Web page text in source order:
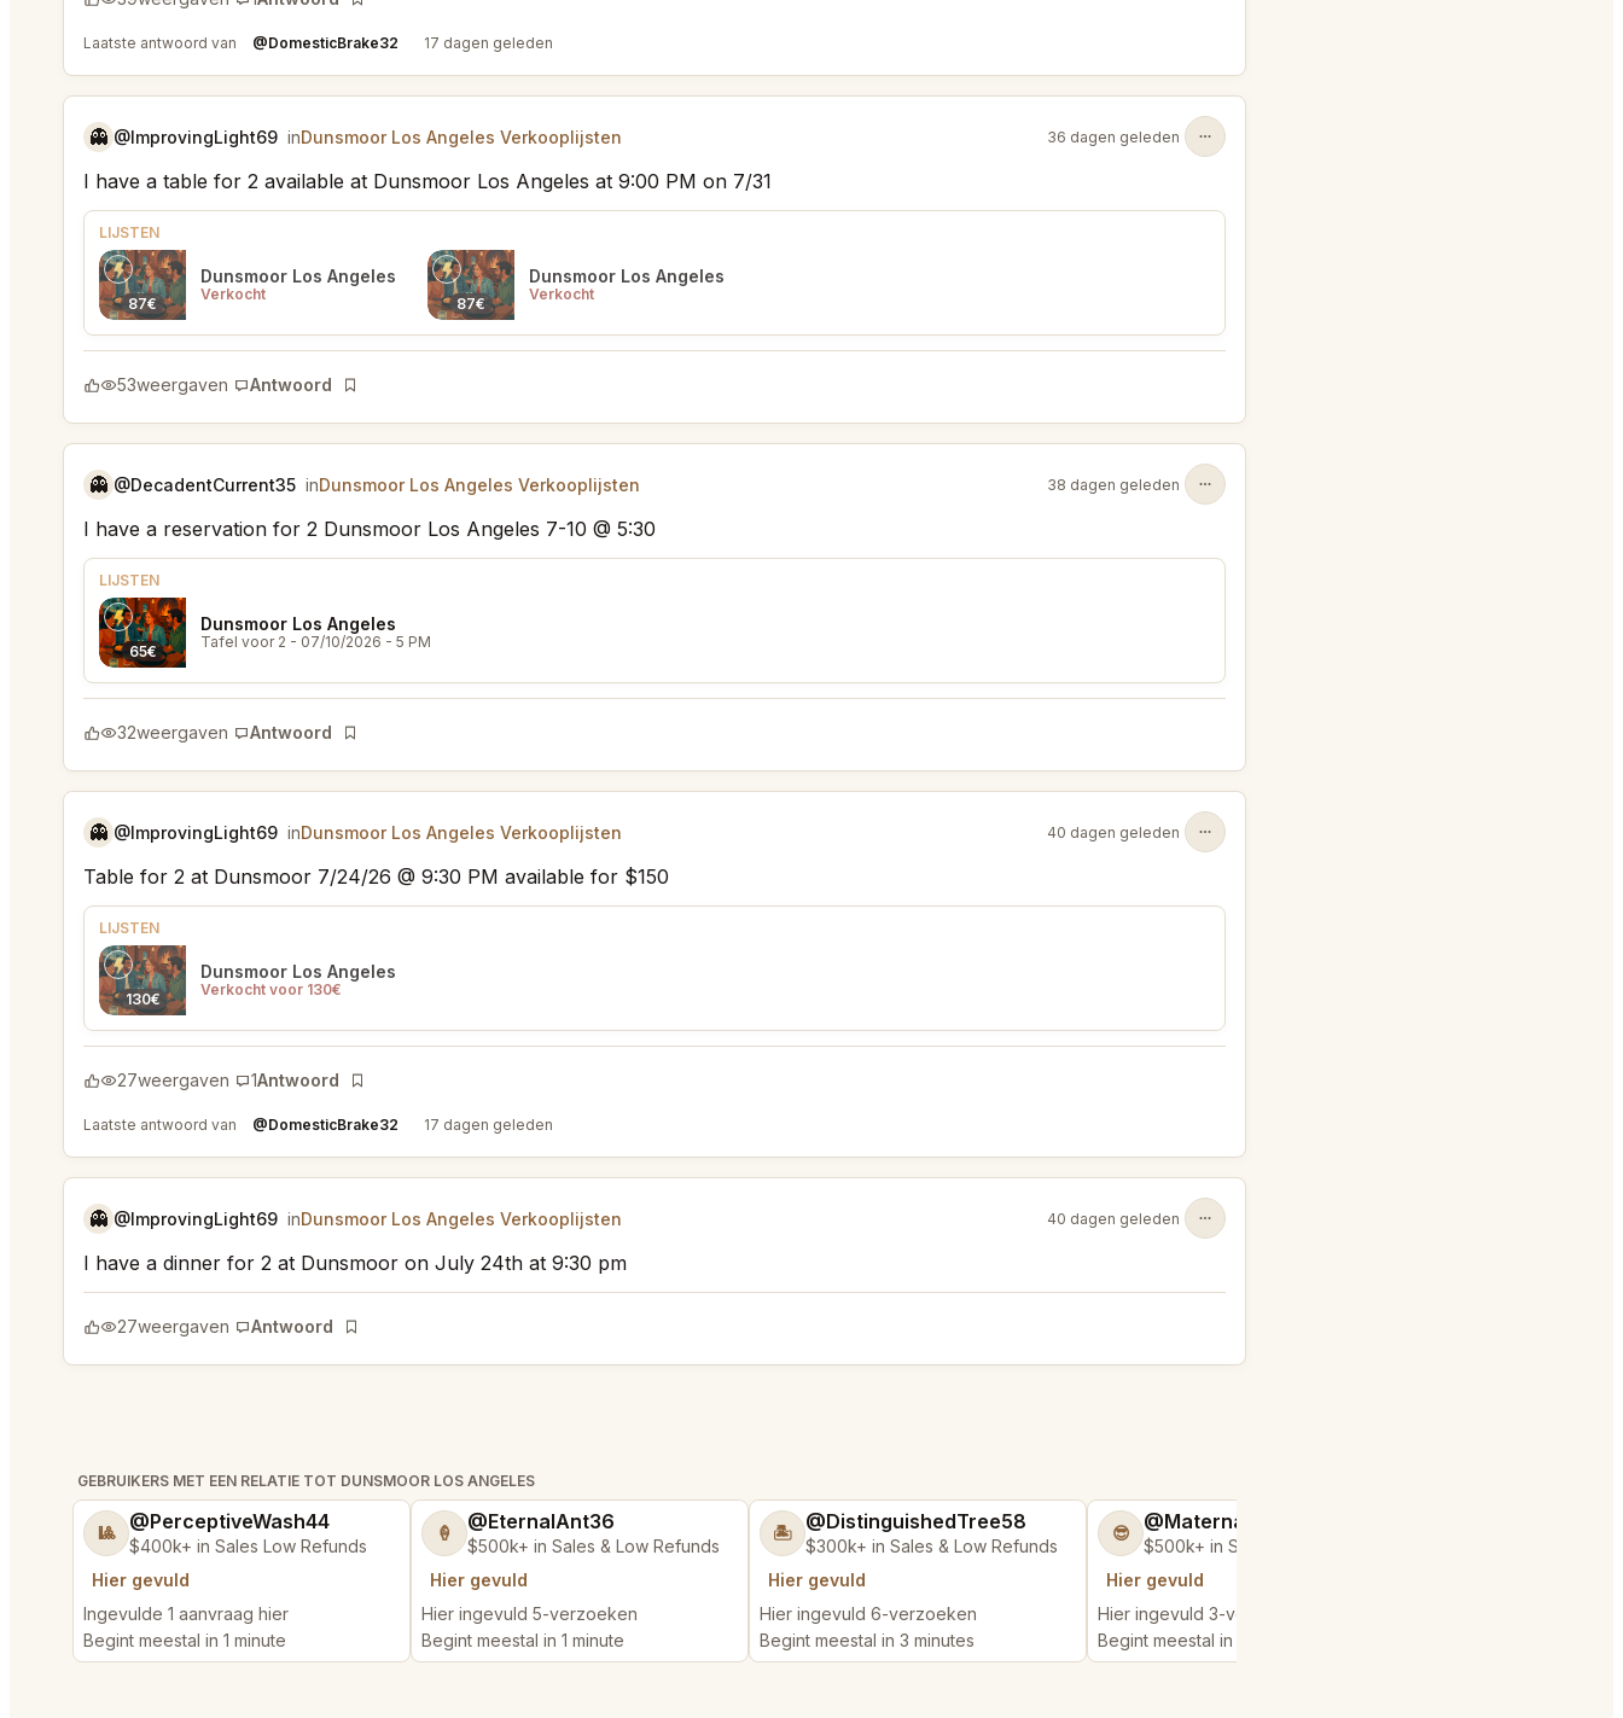
Bladwijzer
Laatste antwoord van @DomesticBrake32 17 dagen geleden
👻 @ImprovingLight69 inDunsmoor Los Angeles Verkooplijsten 36 dagen geleden
I have a table for 2 available at Dunsmoor Los Angeles at 9:00 PM on 7/31
LIJSTEN
87€
Dunsmoor Los Angeles
Verkocht
87€
Dunsmoor Los Angeles
Verkocht
53weergaven Antwoord
Bladwijzer
👻 @DecadentCurrent35 inDunsmoor Los Angeles Verkooplijsten 38 dagen geleden
I have a reservation for 2 Dunsmoor Los Angeles 7-10 @ 5:30
LIJSTEN
65€
Dunsmoor Los Angeles
Tafel voor 2 - 07/10/2026 - 5 PM
32weergaven Antwoord
Bladwijzer
👻 @ImprovingLight69 inDunsmoor Los Angeles Verkooplijsten 40 dagen geleden
Table for 2 at Dunsmoor 7/24/26 @ 9:30 PM available for $150
LIJSTEN
130€
Dunsmoor Los Angeles
Verkocht voor 130€
27weergaven 1Antwoord
Bladwijzer
Laatste antwoord van @DomesticBrake32 17 dagen geleden
👻 @ImprovingLight69 inDunsmoor Los Angeles Verkooplijsten 40 dagen geleden
I have a dinner for 2 at Dunsmoor on July 24th at 9:30 pm
27weergaven Antwoord
Bladwijzer
GEBRUIKERS MET EEN RELATIE TOT DUNSMOOR LOS ANGELES
🎱 @PerceptiveWash44
$400k+ in Sales Low Refunds
Hier gevuld
Ingevulde 1 aanvraag hier
Begint meestal in 1 minute
🍦 @EternalAnt36
$500k+ in Sales & Low Refunds
Hier gevuld
Hier ingevuld 5-verzoeken
Begint meestal in 1 minute
🏝️ @DistinguishedTree58
$300k+ in Sales & Low Refunds
Hier gevuld
Hier ingevuld 6-verzoeken
Begint meestal in 3 minutes
😎 @MaternalRecord73
$500k+ in Sales & Low Refunds
Hier gevuld
Hier ingevuld 3-verzoeken
Begint meestal in 3 minutes